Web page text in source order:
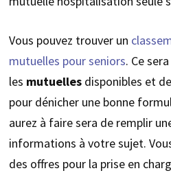
Vous pouvez trouver un
mutuelles pour seniors. Ce
les mutuellesdisponibles et
pour dénicher une bonne
aurez à faire sera de remplir
informations à votre sujet.
des offres pour la prise en